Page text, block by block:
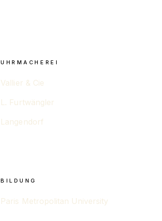
UHRMACHEREI
Vallier & Cie
L. Furtwängler
Langendorf
BILDUNG
Paris Metropolitan University